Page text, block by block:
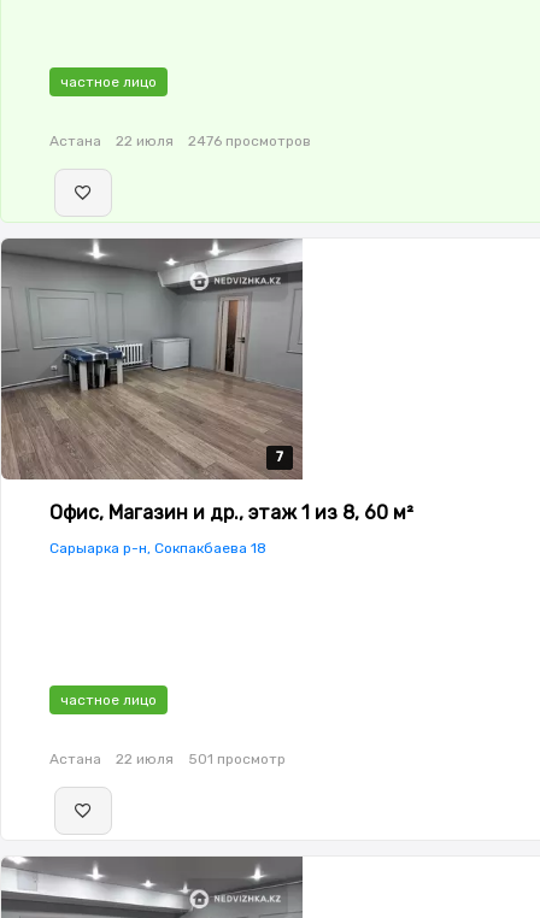
частное лицо
Астана 22 июля 2476 просмотров
7
7
7
7
7
Офис, Магазин и др., этаж 1 из 8, 60 м²
Сарыарка р-н, Сокпакбаева 18
частное лицо
Астана 22 июля 501 просмотр